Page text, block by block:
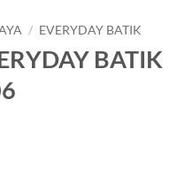
/ EVERYDAY BATIK
BATIK